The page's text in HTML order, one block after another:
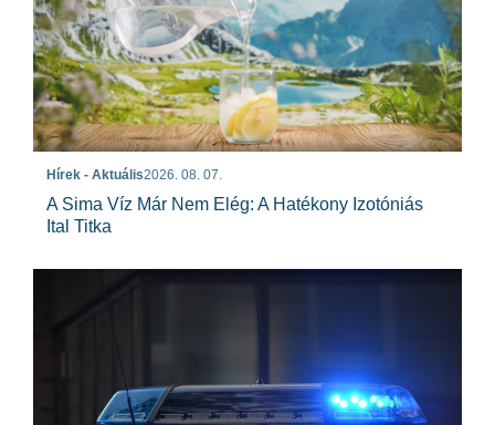
Hírek - Aktuális2026. 08. 07.
A Sima Víz Már Nem Elég: A Hatékony Izotóniás
Ital Titka